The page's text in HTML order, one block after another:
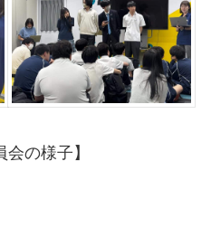
会の様子】